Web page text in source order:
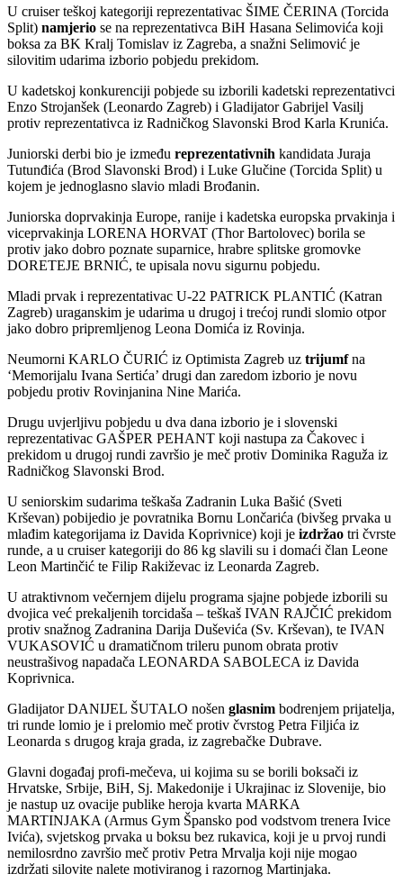
U cruiser teškoj kategoriji reprezentativac ŠIME ČERINA (Torcida
Split) namjerio se na reprezentativca BiH Hasana Selimovića koji
boksa za BK Kralj Tomislav iz Zagreba, a snažni Selimović je
silovitim udarima izborio pobjedu prekidom.
U kadetskoj konkurenciji pobjede su izborili kadetski reprezentativci
Enzo Strojanšek (Leonardo Zagreb) i Gladijator Gabrijel Vasilj
protiv reprezentativca iz Radničkog Slavonski Brod Karla Krunića.
Juniorski derbi bio je između reprezentativnih kandidata Juraja
Tutunđića (Brod Slavonski Brod) i Luke Glučine (Torcida Split) u
kojem je jednoglasno slavio mladi Brođanin.
Juniorska doprvakinja Europe, ranije i kadetska europska prvakinja i
viceprvakinja LORENA HORVAT (Thor Bartolovec) borila se
protiv jako dobro poznate suparnice, hrabre splitske gromovke
DORETEJE BRNIĆ, te upisala novu sigurnu pobjedu.
Mladi prvak i reprezentativac U-22 PATRICK PLANTIĆ (Katran
Zagreb) uraganskim je udarima u drugoj i trećoj rundi slomio otpor
jako dobro pripremljenog Leona Domića iz Rovinja.
Neumorni KARLO ČURIĆ iz Optimista Zagreb uz trijumfna
‘Memorijalu Ivana Sertića’ drugi dan zaredom izborio je novu
pobjedu protiv Rovinjanina Nine Marića.
Drugu uvjerljivu pobjedu u dva dana izborio je i slovenski
reprezentativac GAŠPER PEHANT koji nastupa za Čakovec i
prekidom u drugoj rundi završio je meč protiv Dominika Raguža iz
Radničkog Slavonski Brod.
U seniorskim sudarima teškaša Zadranin Luka Bašić (Sveti
Krševan) pobijedio je povratnika Bornu Lončarića (bivšeg prvaka u
mlađim kategorijama iz Davida Koprivnice) koji je izdržao tri čvrste
runde, a u cruiser kategoriji do 86 kg slavili su i domaći član Leone
Leon Martinčić te Filip Rakiževac iz Leonarda Zagreb.
U atraktivnom večernjem dijelu programa sjajne pobjede izborili su
dvojica već prekaljenih torcidaša – teškaš IVAN RAJČIĆ prekidom
protiv snažnog Zadranina Darija Duševića (Sv. Krševan), te IVAN
VUKASOVIĆ u dramatičnom trileru punom obrata protiv
neustrašivog napadača LEONARDA SABOLECA iz Davida
Koprivnica.
Gladijator DANIJEL ŠUTALO nošen glasnim bodrenjem prijatelja,
tri runde lomio je i prelomio meč protiv čvrstog Petra Filjića iz
Leonarda s drugog kraja grada, iz zagrebačke Dubrave.
Glavni događaj profi-mečeva, ui kojima su se borili boksači iz
Hrvatske, Srbije, BiH, Sj. Makedonije i Ukrajinac iz Slovenije, bio
je nastup uz ovacije publike heroja kvarta MARKA
MARTINJAKA (Armus Gym Špansko pod vodstvom trenera Ivice
Ivića), svjetskog prvaka u boksu bez rukavica, koji je u prvoj rundi
nemilosrdno završio meč protiv Petra Mrvalja koji nije mogao
izdržati silovite nalete motiviranog i razornog Martinjaka.